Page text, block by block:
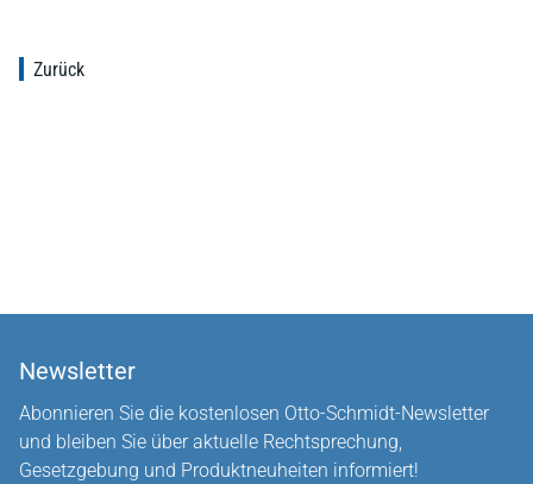
Zurück
Newsletter
Abonnieren Sie die kostenlosen Otto-Schmidt-Newsletter
und bleiben Sie über aktuelle Rechtsprechung,
Gesetzgebung und Produktneuheiten informiert!